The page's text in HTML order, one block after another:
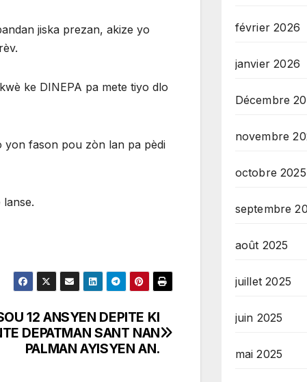
jiska prezan, akize yo
ke DINEPA pa mete tiyo dlo
yon fason pou zòn lan pa pèdi
12 ANSYEN DEPITE KI
DEPATMAN SANT NAN
PALMAN AYISYEN AN.
février 2026
janvier 2026
Décembre
novembre
octobre 2025
septembre
août 2025
juillet 2025
juin 2025
mai 2025